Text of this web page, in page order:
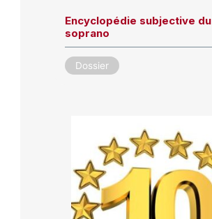
Encyclopédie subjective du
soprano
Dossier